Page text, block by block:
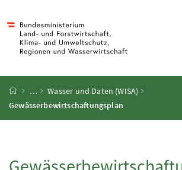
Startseite
… Wasser und Daten (WISA)
Gewässerbewirtschaftungsplan